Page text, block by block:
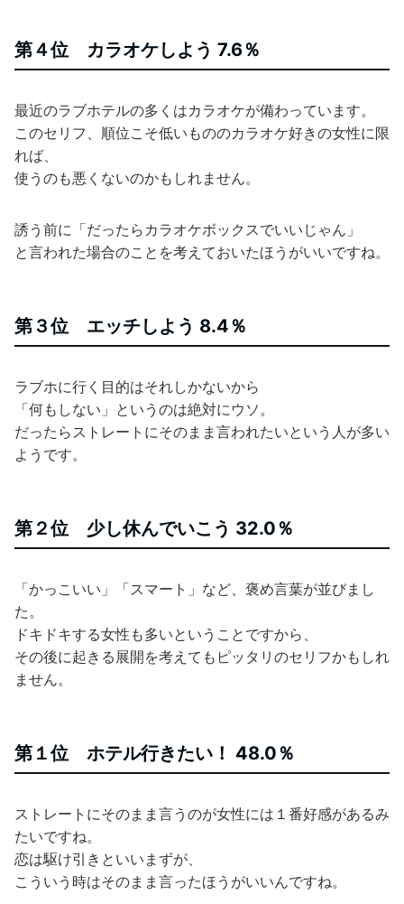
第４位 カラオケしよう 7.6％
最近のラブホテルの多くはカラオケが備わっています。
このセリフ、順位こそ低いもののカラオケ好きの女性に限
れば、
使うのも悪くないのかもしれません。
誘う前に「だったらカラオケボックスでいいじゃん」
と言われた場合のことを考えておいたほうがいいですね。
第３位 エッチしよう 8.4％
ラブホに行く目的はそれしかないから
「何もしない」というのは絶対にウソ。
だったらストレートにそのまま言われたいという人が多い
ようです。
第２位 少し休んでいこう 32.0％
「かっこいい」「スマート」など、褒め言葉が並びまし
た。
ドキドキする女性も多いということですから、
その後に起きる展開を考えてもピッタリのセリフかもしれ
ません。
第１位 ホテル行きたい！ 48.0％
ストレートにそのまま言うのが女性には１番好感があるみ
たいですね。
恋は駆け引きといいまずが、
こういう時はそのまま言ったほうがいいんですね。